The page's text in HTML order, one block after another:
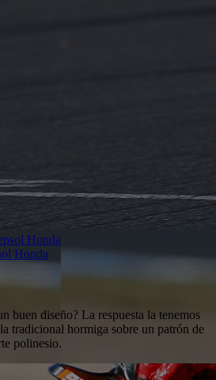
Honda
buen diseño? La respuesta la tenemos
tradicional hormiga sobre un patrón de
polinesio.